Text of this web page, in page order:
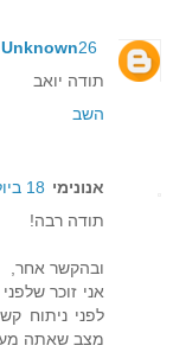
Unknown26 באפריל 2011 בשעה 10:50
תודה יואב
השב
אנונימי 18 ביולי 2011 בשעה 15:33
תודה רבה!
ובהקשר אחר,
אני זוכר
לפני ניתוח
מצב שאתה